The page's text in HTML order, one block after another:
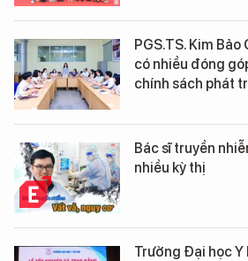
PGS.TS. Kim
có nhiều đóng
chính sách phát
Bác sĩ truyền
nhiều kỳ thị
Trường Đại học Y